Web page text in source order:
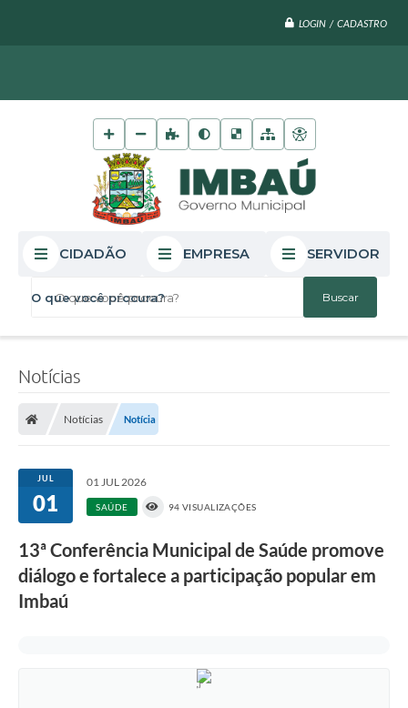
LOGIN / CADASTRO
O que você procura?
CIDADÃO EMPRESA SERVIDOR
Notícias
Notícias Notícia
JUL
01
01 JUL 2026
SAÚDE 94 VISUALIZAÇÕES
13ª Conferência Municipal de Saúde promove
diálogo e fortalece a participação popular em
Imbaú